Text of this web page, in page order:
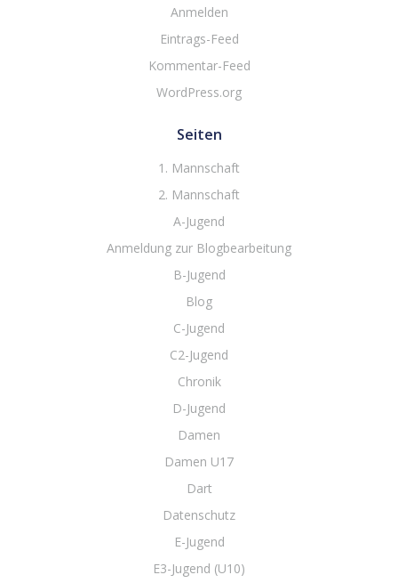
Anmelden
Eintrags-Feed
Kommentar-Feed
WordPress.org
Seiten
1. Mannschaft
2. Mannschaft
A-Jugend
Anmeldung zur Blogbearbeitung
B-Jugend
Blog
C-Jugend
C2-Jugend
Chronik
D-Jugend
Damen
Damen U17
Dart
Datenschutz
E-Jugend
E3-Jugend (U10)